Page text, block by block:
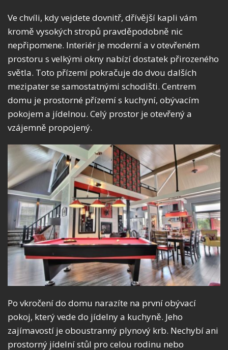
Ve chvíli, kdy vejdete dovnitř, dřívější kapli vám
kromě vysokých stropů pravděpodobně nic
nepřipomene. Interiér je moderní a v otevřeném
prostoru s velkými okny nabízí dostatek přirozeného
světla. Toto přízemí pokračuje do dvou dalších
mezipater se samostatnými schodišti. Centrem
domu je prostorné přízemí s kuchyní, obývacím
pokojem a jídelnou. Celý prostor je otevřený a
vzájemně propojený.
Po vkročení do domu narazíte na první obývací
pokoj, který vede do jídelny a kuchyně. Jeho
zajímavostí je oboustranný plynový krb. Nechybí ani
prostorný jídelní stůl pro celou rodinu nebo